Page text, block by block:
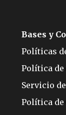
Bases y
Políticas
Política de
Servicio
Política de